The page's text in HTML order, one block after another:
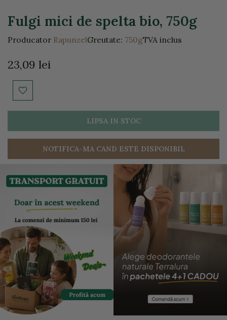
Fulgi mici de spelta bio, 750g
Producator RapunzelGreutate: 750gTVA inclus
23,09 lei
LIPSA IN STOC
NOTIFICA-MA CAND ESTE DISPONIBIL